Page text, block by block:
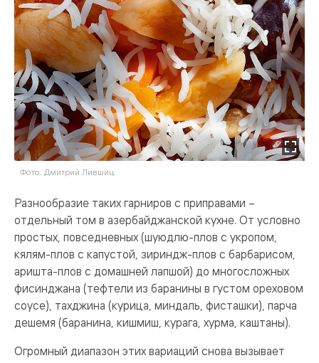
Фото: Дмитрий Лившиц
Разнообразие таких гарниров с приправами –
отдельный том в азербайджанской кухне. От условно
простых, повседневных (шуюдлю-плов с укропом,
кялям-плов с капустой, зириндж-плов с барбарисом,
аришта-плов с домашней лапшой) до многосложных
фисинджана (тефтели из баранины в густом ореховом
соусе), тахджина (курица, миндаль, фисташки), парча
дешемя (баранина, кишмиш, курага, хурма, каштаны).
Огромный диапазон этих вариаций снова вызывает